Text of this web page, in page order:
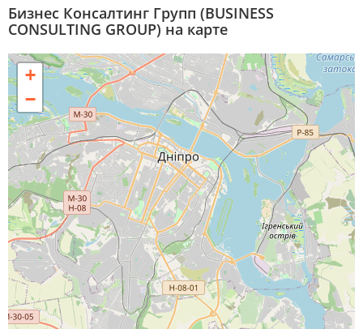
Бизнес Консалтинг Групп (BUSINESS
CONSULTING GROUP) на карте
+
−